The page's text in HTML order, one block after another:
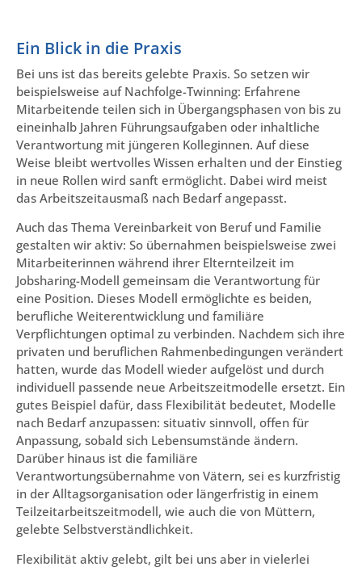
Ein Blick in die Praxis
Bei uns ist das bereits gelebte Praxis. So setzen wir
beispielsweise auf Nachfolge-Twinning: Erfahrene
Mitarbeitende teilen sich in Übergangsphasen von bis zu
eineinhalb Jahren Führungsaufgaben oder inhaltliche
Verantwortung mit jüngeren Kolleginnen. Auf diese
Weise bleibt wertvolles Wissen erhalten und der Einstieg
in neue Rollen wird sanft ermöglicht. Dabei wird meist
das Arbeitszeitausmaß nach Bedarf angepasst.
Auch das Thema Vereinbarkeit von Beruf und Familie
gestalten wir aktiv: So übernahmen beispielsweise zwei
Mitarbeiterinnen während ihrer Elternteilzeit im
Jobsharing-Modell gemeinsam die Verantwortung für
eine Position. Dieses Modell ermöglichte es beiden,
berufliche Weiterentwicklung und familiäre
Verpflichtungen optimal zu verbinden. Nachdem sich ihre
privaten und beruflichen Rahmenbedingungen verändert
hatten, wurde das Modell wieder aufgelöst und durch
individuell passende neue Arbeitszeitmodelle ersetzt. Ein
gutes Beispiel dafür, dass Flexibilität bedeutet, Modelle
nach Bedarf anzupassen: situativ sinnvoll, offen für
Anpassung, sobald sich Lebensumstände ändern.
Darüber hinaus ist die familiäre
Verantwortungsübernahme von Vätern, sei es kurzfristig
in der Alltagsorganisation oder längerfristig in einem
Teilzeitarbeitszeitmodell, wie auch die von Müttern,
gelebte Selbstverständlichkeit.
Flexibilität aktiv gelebt, gilt bei uns aber in vielerlei